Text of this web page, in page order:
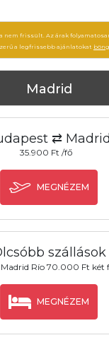
nem frissült. Az árak
a legfrissebb ajánlatokat
Madrid
⇄ Madrid
35.900 Ft /fő
MEGNÉZEM
szállások
Madrid Río 70.000 Ft két
MEGNÉZEM